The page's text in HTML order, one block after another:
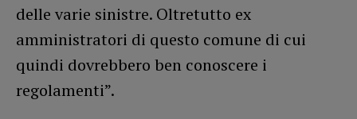
delle varie sinistre. Oltretutto ex
amministratori di questo comune di cui
quindi dovrebbero ben conoscere i
regolamenti”.